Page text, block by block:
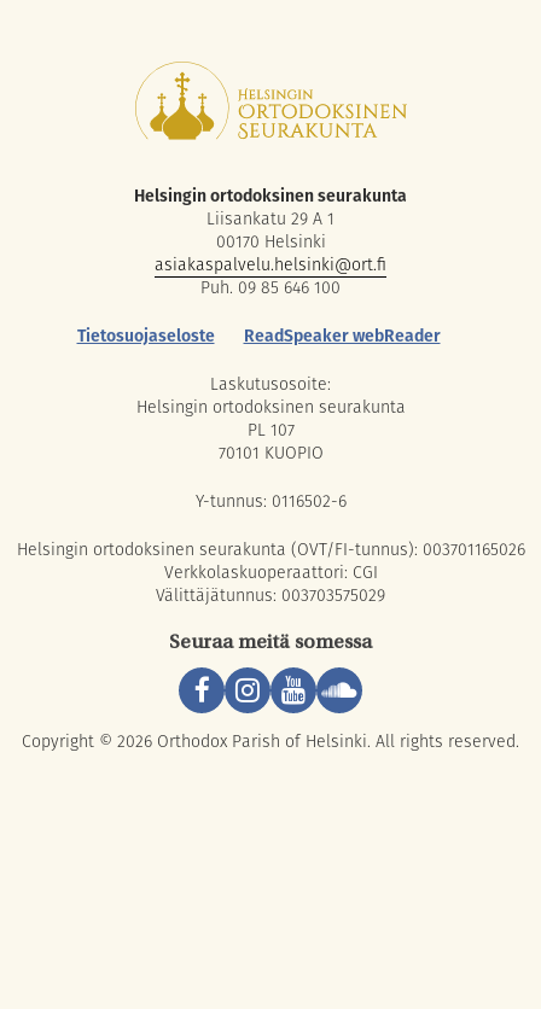
Helsingin ortodoksinen seurakunta
Liisankatu 29 A 1
00170 Helsinki
asiakaspalvelu.helsinki@ort.fi
Puh. 09 85 646 100
Tietosuojaseloste
ReadSpeaker webReader
Laskutusosoite:
Helsingin ortodoksinen seurakunta
PL 107
70101 KUOPIO
Y-tunnus: 0116502-6
Helsingin ortodoksinen seurakunta (OVT/FI-tunnus): 003701165026
Verkkolaskuoperaattori: CGI
Välittäjätunnus: 003703575029
Seuraa meitä somessa
Copyright © 2026 Orthodox Parish of Helsinki. All rights reserved.